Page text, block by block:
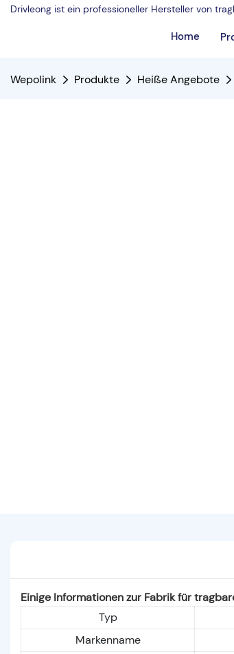
Drivleong ist ein professioneller Hersteller von
Home
Wepolink Produkte Heiße Angebote
Einige Informationen zur Fabrik für
Typ
Markenname